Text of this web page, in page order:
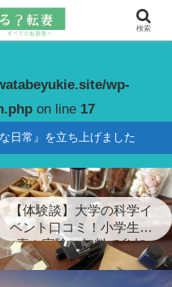
constant
wp-
on line 17
日常』を立ち上げました
【体験談】大学の科学イ
ベント口コミ！小学生が
喜ぶ実験に無料で参加
検索